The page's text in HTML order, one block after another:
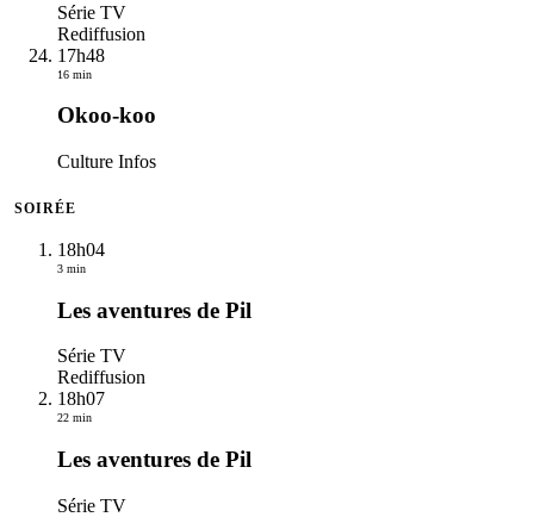
Série TV
Rediffusion
17h48
16 min
Okoo-koo
Culture Infos
SOIRÉE
18h04
3 min
Les aventures de Pil
Série TV
Rediffusion
18h07
22 min
Les aventures de Pil
Série TV